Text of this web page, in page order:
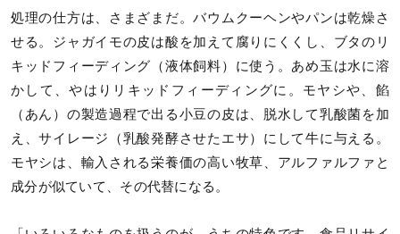
処理の仕方は、さまざまだ。バウムクーヘンやパンは乾燥さ
せる。ジャガイモの皮は酸を加えて腐りにくくし、ブタのリ
キッドフィーディング（液体飼料）に使う。あめ玉は水に溶
かして、やはりリキッドフィーディングに。モヤシや、餡
（あん）の製造過程で出る小豆の皮は、脱水して乳酸菌を加
え、サイレージ（乳酸発酵させたエサ）にして牛に与える。
モヤシは、輸入される栄養価の高い牧草、アルファルファと
成分が似ていて、その代替になる。